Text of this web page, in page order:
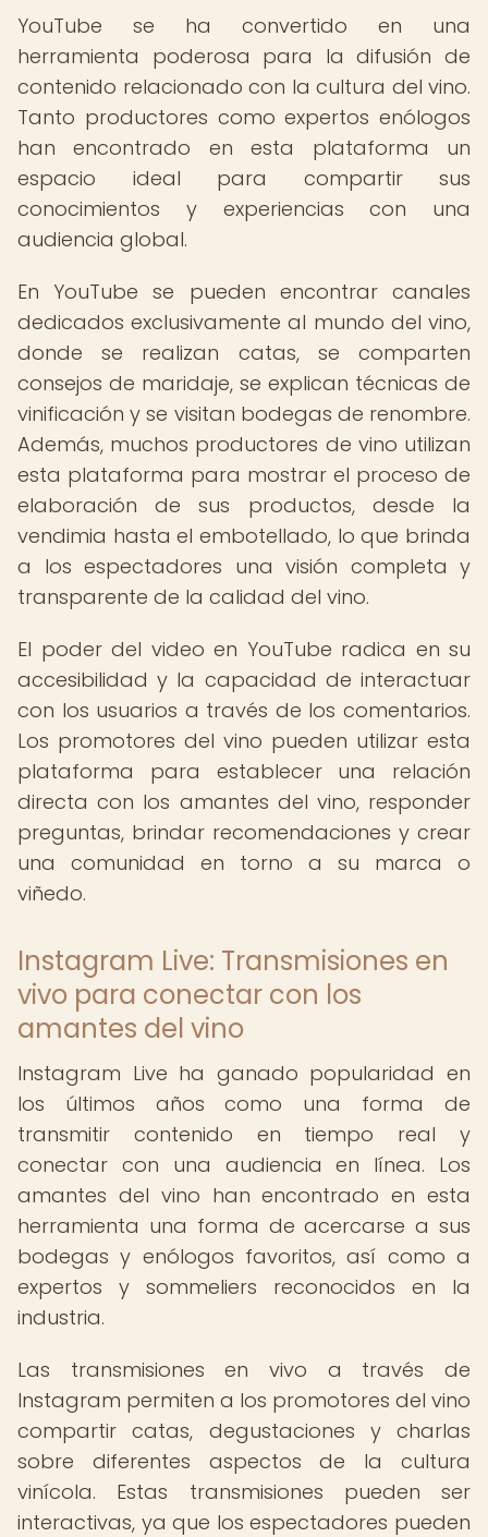
YouTube se ha convertido en una
herramienta poderosa para la difusión de
contenido relacionado con la cultura del vino.
Tanto productores como expertos enólogos
han encontrado en esta plataforma un
espacio ideal para compartir sus
conocimientos y experiencias con una
audiencia global.
En YouTube se pueden encontrar canales
dedicados exclusivamente al mundo del vino,
donde se realizan catas, se comparten
consejos de maridaje, se explican técnicas de
vinificación y se visitan bodegas de renombre.
Además, muchos productores de vino utilizan
esta plataforma para mostrar el proceso de
elaboración de sus productos, desde la
vendimia hasta el embotellado, lo que brinda
a los espectadores una visión completa y
transparente de la calidad del vino.
El poder del video en YouTube radica en su
accesibilidad y la capacidad de interactuar
con los usuarios a través de los comentarios.
Los promotores del vino pueden utilizar esta
plataforma para establecer una relación
directa con los amantes del vino, responder
preguntas, brindar recomendaciones y crear
una comunidad en torno a su marca o
viñedo.
Instagram Live: Transmisiones en
vivo para conectar con los
amantes del vino
Instagram Live ha ganado popularidad en
los últimos años como una forma de
transmitir contenido en tiempo real y
conectar con una audiencia en línea. Los
amantes del vino han encontrado en esta
herramienta una forma de acercarse a sus
bodegas y enólogos favoritos, así como a
expertos y sommeliers reconocidos en la
industria.
Las transmisiones en vivo a través de
Instagram permiten a los promotores del vino
compartir catas, degustaciones y charlas
sobre diferentes aspectos de la cultura
vinícola. Estas transmisiones pueden ser
interactivas, ya que los espectadores pueden